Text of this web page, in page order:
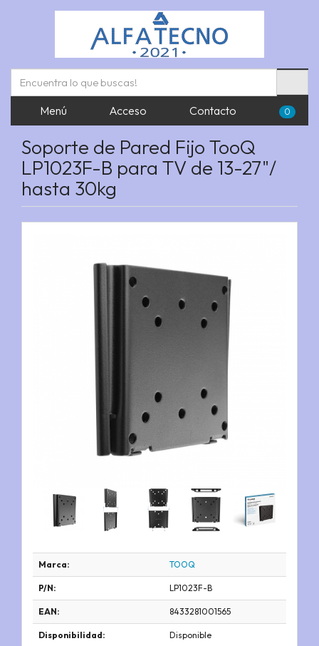
Menú Acceso Contacto 0
Soporte de Pared Fijo TooQ
LP1023F-B para TV de 13-27"/
hasta 30kg
Marca: TOOQ
P/N: LP1023F-B
EAN: 8433281001565
Disponibilidad: Disponible